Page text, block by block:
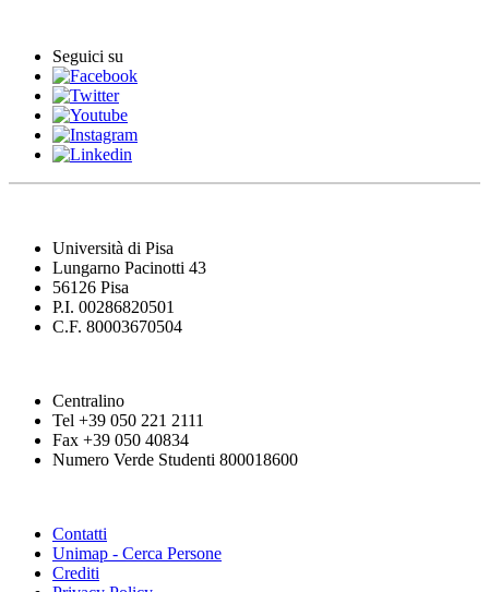
Seguici su
Università di Pisa
Lungarno Pacinotti 43
56126 Pisa
P.I. 00286820501
C.F. 80003670504
Centralino
Tel +39 050 221 2111
Fax +39 050 40834
Numero Verde Studenti 800018600
Contatti
Unimap - Cerca Persone
Crediti